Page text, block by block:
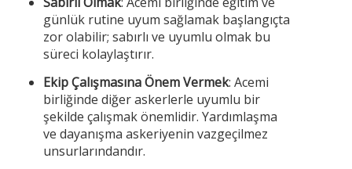
günlük rutine uyum sağlamak başlangıçta
zor olabilir; sabırlı ve uyumlu olmak bu
süreci kolaylaştırır.
Ekip Çalışmasına Önem Vermek: Acemi
birliğinde diğer askerlerle uyumlu bir
şekilde çalışmak önemlidir. Yardımlaşma
ve dayanışma askeriyenin vazgeçilmez
unsurlarındandır.